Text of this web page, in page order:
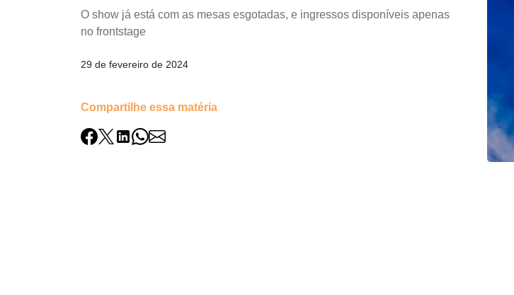
O show já está com as mesas esgotadas, e ingressos disponíveis apenas
no frontstage
29 de fevereiro de 2024
Compartilhe essa matéria